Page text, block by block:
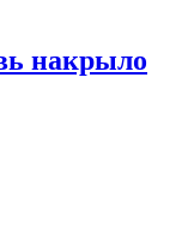
накрыло